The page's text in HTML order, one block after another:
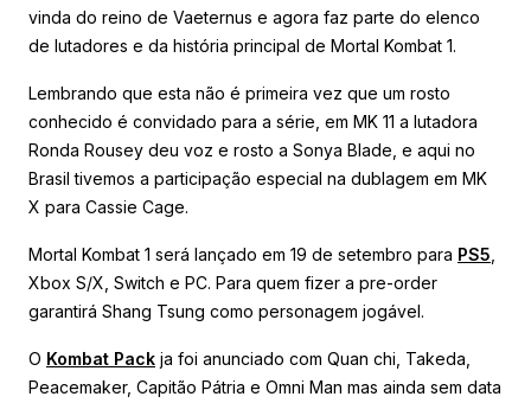
vinda do reino de Vaeternus e agora faz parte do elenco
de lutadores e da história principal de Mortal Kombat 1.
Lembrando que esta não é primeira vez que um rosto
conhecido é convidado para a série, em MK 11 a lutadora
Ronda Rousey deu voz e rosto a Sonya Blade, e aqui no
Brasil tivemos a participação especial na dublagem em MK
X para Cassie Cage.
Mortal Kombat 1 será lançado em 19 de setembro para PS5
Xbox S/X, Switch e PC. Para quem fizer a pre-order
garantirá Shang Tsung como personagem jogável.
O Kombat Pack ja foi anunciado com Quan chi, Takeda,
Peacemaker, Capitão Pátria e Omni Man mas ainda sem data